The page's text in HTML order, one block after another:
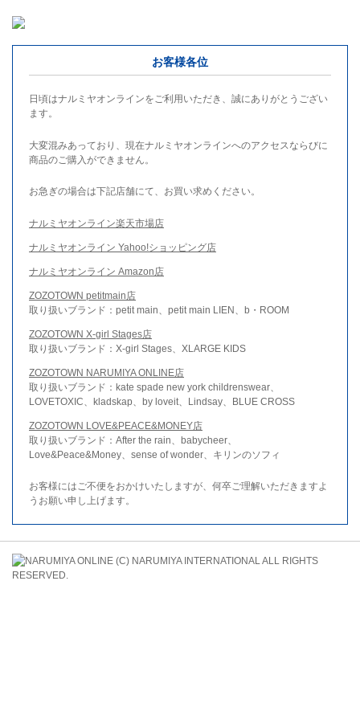
お客様各位
日頃はナルミヤオンラインをご利用いただき、誠にありがとうござい
ます。
大変混みあっており、現在ナルミヤオンラインへのアクセスならびに
商品のご購入ができません。
お急ぎの場合は下記店舗にて、お買い求めください。
ナルミヤオンライン楽天市場店
ナルミヤオンライン Yahoo!ショッピング店
ナルミヤオンライン Amazon店
ZOZOTOWN petitmain店
取り扱いブランド：petit main、petit main LIEN、b・ROOM
ZOZOTOWN X-girl Stages店
取り扱いブランド：X-girl Stages、XLARGE KIDS
ZOZOTOWN NARUMIYA ONLINE店
取り扱いブランド：kate spade new york childrenswear、
LOVETOXIC、kladskap、by loveit、Lindsay、BLUE CROSS
ZOZOTOWN LOVE&PEACE&MONEY店
取り扱いブランド：After the rain、babycheer、
Love&Peace&Money、sense of wonder、キリンのソフィ
お客様にはご不便をおかけいたしますが、何卒ご理解いただきますよ
うお願い申し上げます。